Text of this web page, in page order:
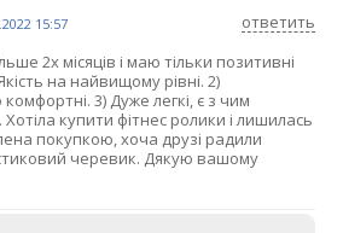
15:57
ответить
2х місяців і маю тільки позитивні
на найвищому рівні. 2)
3) Дуже легкі, є з чим
купити фітнес ролики і лишилась
покупкою, хоча друзі радили
черевик. Дякую вашому